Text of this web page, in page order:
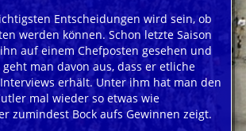
Entscheidungen wird sein, ob
werden können. Schon letzte Saison
auf einem Chefposten gesehen und
man davon aus, dass er etliche
erhält. Unter ihm hat man den
mal wieder so etwas wie
zumindest Bock aufs Gewinnen zeigt.